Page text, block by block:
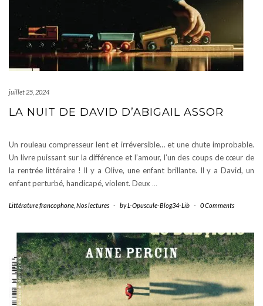
juillet 25, 2024
LA NUIT DE DAVID D’ABIGAIL ASSOR
Un rouleau compresseur lent et irréversible… et une chute improbable.
Un livre puissant sur la différence et l’amour, l’un des coups de cœur de
la rentrée littéraire ! Il y a Olive, une enfant brillante. Il y a David, un
enfant perturbé, handicapé, violent. Deux …
Littérature francophone Nos lectures - byL-Opuscule-Blog34-Lib - 0 Comments